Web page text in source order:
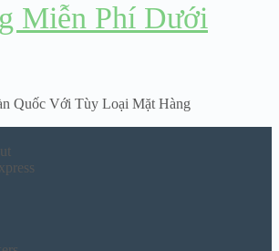
Miễn Phí Dưới
Quốc Với Tùy Loại Mặt Hàng